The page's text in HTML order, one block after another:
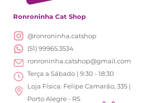
Ronroninha Cat Shop
@ronroninha.catshop
(51) 99965.3534
ronroninha.catshop@gmail.com
Terça a Sábado | 9:30 - 18:30
Loja Física: Felipe Camarão, 335 |
Porto Alegre - RS